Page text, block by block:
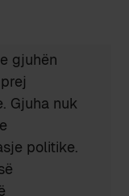
gjuhën
Gjuha nuk
politike.